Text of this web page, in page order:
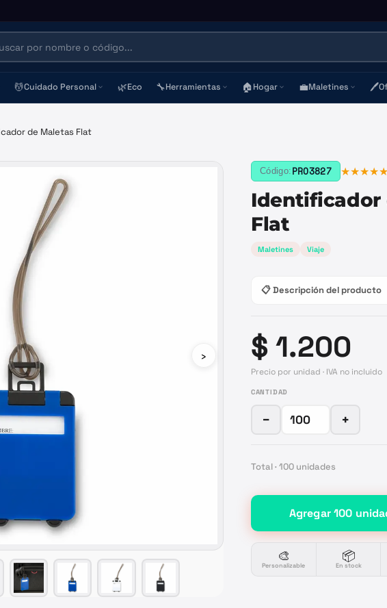
💆Cuidado Personal 🌿Eco 🔧Herramientas 🏠Hogar 💼Maletines 🖊️
de Maletas Flat
›
Código: PRO3827 ★★★★★
Identificador
Flat
Maletines Viaje
📋 Descripción del producto
$ 1.200
Precio por unidad · IVA no incluido
CANTIDAD
− +
Total · 100 unidades
Agregar100
🎨
Personalizable
📦
En stock